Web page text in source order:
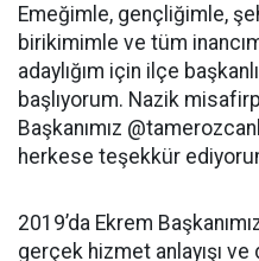
Emeğimle, gençliğimle,
birikimimle ve tüm
adaylığım için ilçe
başlıyorum. Nazik
Başkanımız
herkese teşekkür
2019’da Ekrem
gerçek hizmet anlayışı